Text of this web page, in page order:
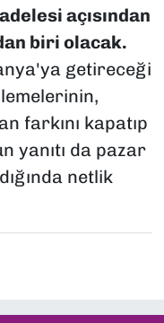
açısından
biri olacak.
getireceği
farkını kapatıp
yanıtı da pazar
netlik